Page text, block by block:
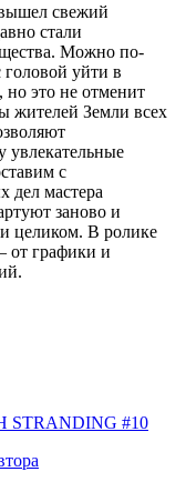
свежий
стали
Можно по-
уйти в
но это не отменит
жителей Земли всех
увлекательные
с
дел мастера
заново и
целиком. В ролике
от графики и
#10